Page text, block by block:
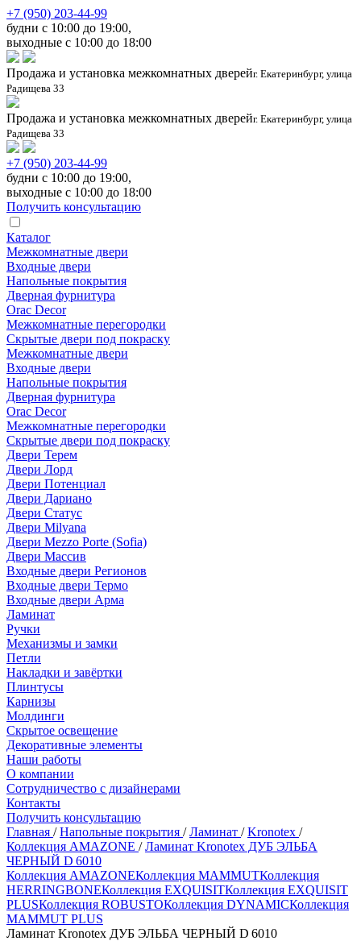
+7 (950) 203-44-99
будни с 10:00 до 19:00,
выходные с 10:00 до 18:00
Продажа и установка межкомнатных дверейг. Екатеринбург, улица
Радищева 33
Продажа и установка межкомнатных дверейг. Екатеринбург, улица
Радищева 33
+7 (950) 203-44-99
будни с 10:00 до 19:00,
выходные с 10:00 до 18:00
Получить консультацию
Каталог
Межкомнатные двери
Входные двери
Напольные покрытия
Дверная фурнитура
Orac Decor
Межкомнатные перегородки
Скрытые двери под покраскy
Межкомнатные двери
Входные двери
Напольные покрытия
Дверная фурнитура
Orac Decor
Межкомнатные перегородки
Скрытые двери под покраскy
Двери Терем
Двери Лорд
Двери Потенциал
Двери Дариано
Двери Статус
Двери Milyana
Двери Mezzo Porte (Sofia)
Двери Массив
Входные двери Регионов
Входные двери Термо
Входные двери Арма
Ламинат
Ручки
Механизмы и замки
Петли
Накладки и завёртки
Плинтусы
Карнизы
Молдинги
Скрытое освещение
Декоративные элементы
Наши работы
О компании
Сотрудничество с дизайнерами
Контакты
Получить консультацию
Главная /Напольные покрытия /Ламинат /Kronotex /
Коллекция AMAZONE /Ламинат Kronotex ДУБ ЭЛЬБА
ЧЕРНЫЙ D 6010
Коллекция AMAZONEКоллекция MAMMUTКоллекция
HERRINGBONEКоллекция EXQUISITКоллекция EXQUISIT
PLUSКоллекция ROBUSTOКоллекция DYNAMICКоллекция
MAMMUT PLUS
Ламинат Kronotex ДУБ ЭЛЬБА ЧЕРНЫЙ D 6010